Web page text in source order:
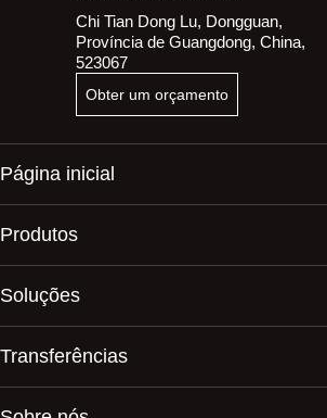
Chi Tian Dong Lu, Dongguan,
Província de Guangdong, China,
523067
Obter um orçamento
Página inicial
Produtos
Soluções
Transferências